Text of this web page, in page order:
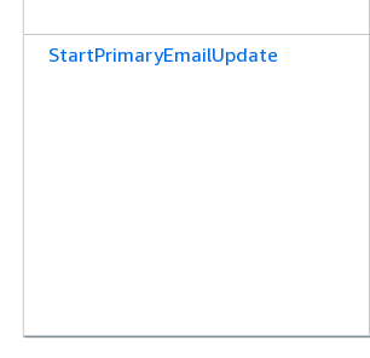
StartPrimaryEmailUpdate